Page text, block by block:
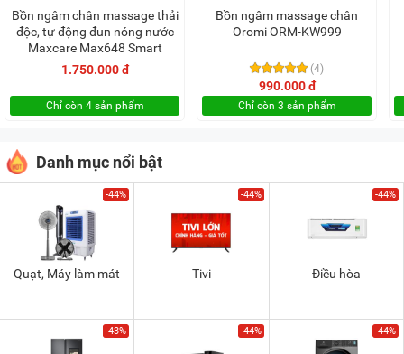
Bồn ngâm chân massage thải
độc, tự động đun nóng nước
Maxcare Max648 Smart
1.750.000 đ
Chỉ còn 4 sản phẩm
Bồn ngâm massage chân
Oromi ORM-KW999
(4)
990.000 đ
Chỉ còn 3 sản phẩm
Danh mục nổi bật
-44%
Quạt, Máy làm mát
-44%
Tivi
-44%
Điều hòa
-43% -44% -44%